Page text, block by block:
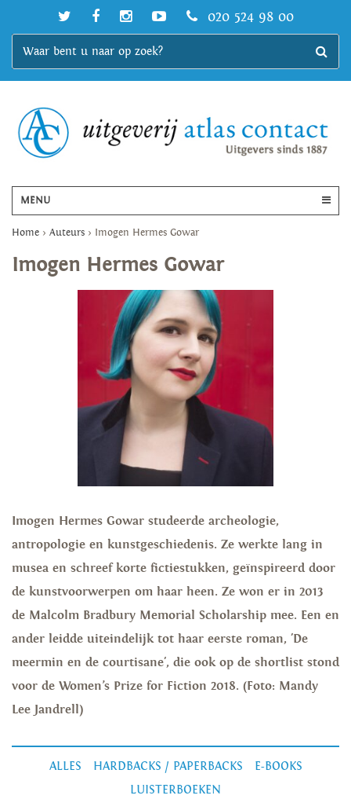
020 524 98 00
MENU
Home > Auteurs > Imogen Hermes Gowar
Imogen Hermes Gowar
Imogen Hermes Gowar studeerde archeologie,
antropologie en kunstgeschiedenis. Ze werkte lang in
musea en schreef korte fictiestukken, geïnspireerd door
de kunstvoorwerpen om haar heen. Ze won er in 2013
de Malcolm Bradbury Memorial Scholarship mee. Een en
ander leidde uiteindelijk tot haar eerste roman, 'De
meermin en de courtisane', die ook op de shortlist stond
voor de Women’s Prize for Fiction 2018. (Foto: Mandy
Lee Jandrell)
ALLES HARDBACKS / PAPERBACKS
E-BOOKS
LUISTERBOEKEN